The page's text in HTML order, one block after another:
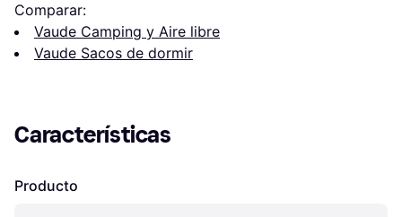
Comparar:
Vaude Camping y Aire libre
Vaude Sacos de dormir
Características
Producto